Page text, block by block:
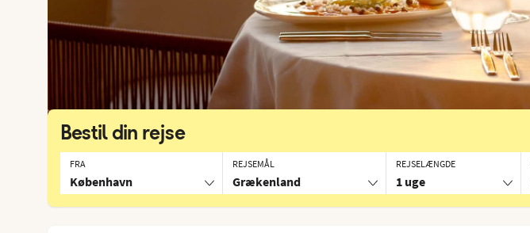
Bestil din rejse
FRA
København
REJSEMÅL
Grækenland
REJSELÆNGDE
1 uge